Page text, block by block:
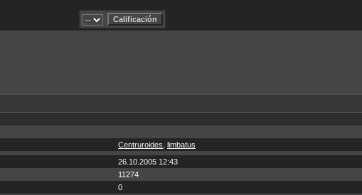
Centruroides limbatus
26.10.2005 12:43
11274
0